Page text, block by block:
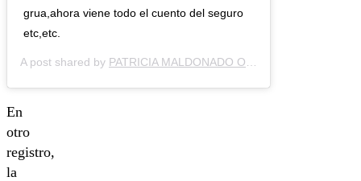
grua,ahora viene todo el cuento del seguro
etc,etc.
A post shared by PATRICIA MALDONADO OFICIAL
En
otro
registro,
la